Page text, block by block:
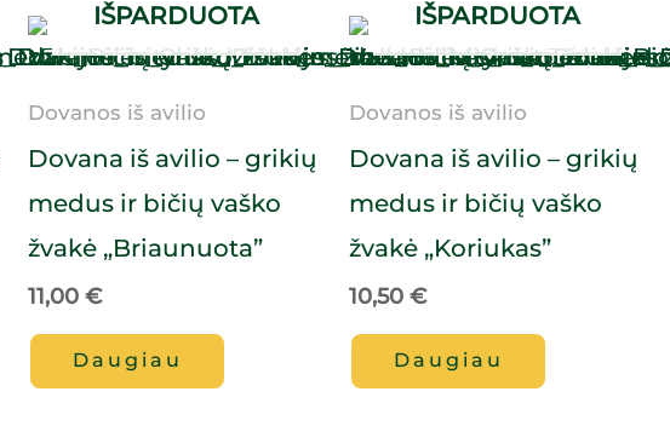
IŠPARDUOTA
Dovanos iš avilio
Dovana iš avilio – grikių
medus ir bičių vaško
žvakė „Briaunuota”
11,00€
Daugiau
IŠPARDUOTA
Dovanos iš avilio
Dovana iš avilio – grikių
medus ir bičių vaško
žvakė „Koriukas”
10,50€
Daugiau